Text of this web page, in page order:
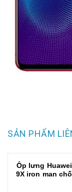
SẢN PHẨM
Ốp lưng
9X iron man